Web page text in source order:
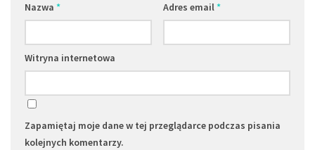
Nazwa * Adres email*
Witryna internetowa
Zapamiętaj moje dane w tej przeglądarce podczas pisania
kolejnych komentarzy.